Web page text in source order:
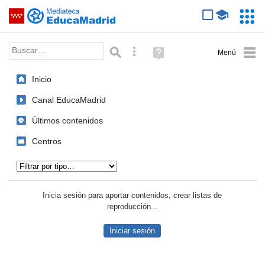
Saltar navegación
Palabra o frase: Búsqueda avanzada
Ayuda
(en
Inicio
Canal EducaMadrid
Últimos contenidos
Centros
Inicia sesión para aportar contenidos, crear listas de
reproducción...
Iniciar sesión